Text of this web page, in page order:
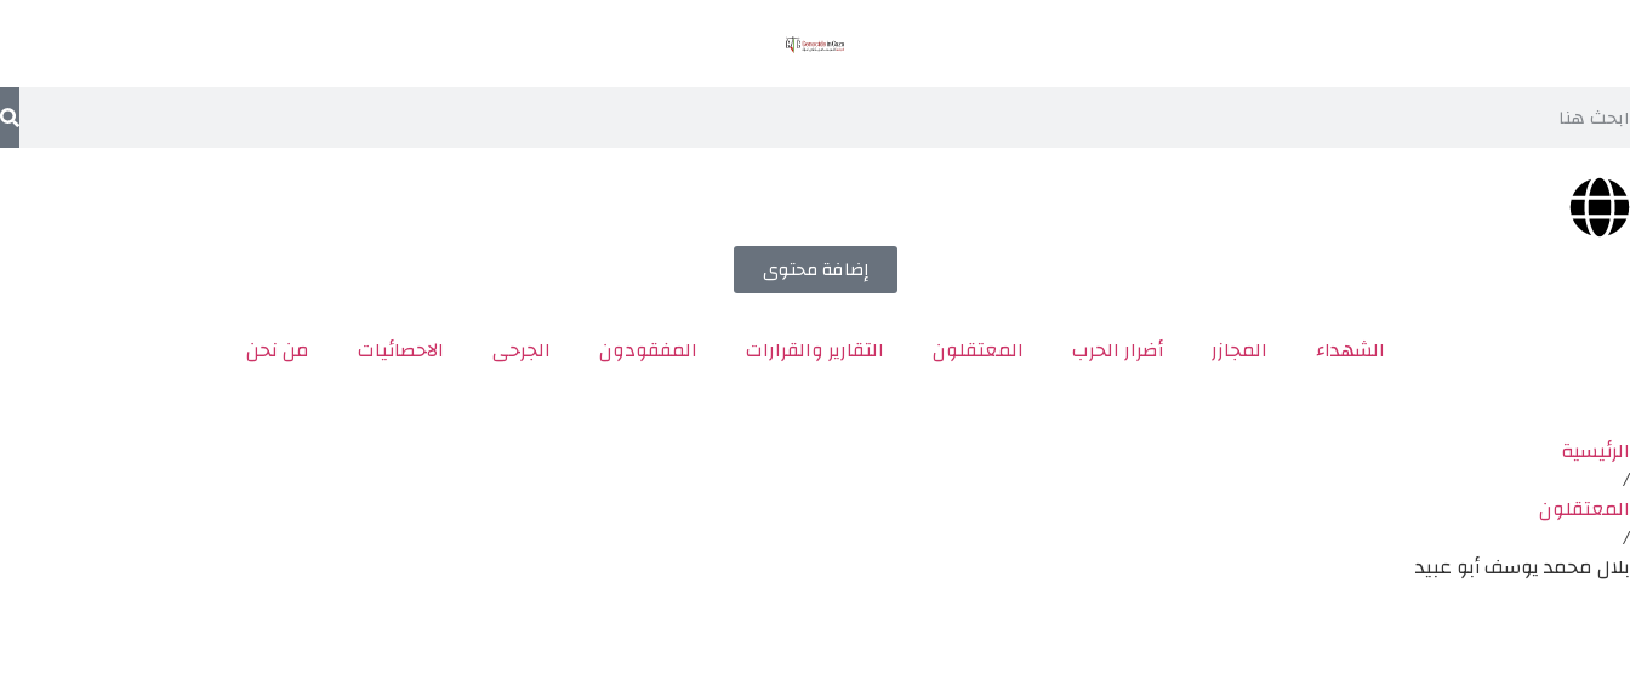
إضافة محتوى
الشهداء المجازر أضرار الحرب المعتقلون التقارير والقرارات المفقودون الجرحى الاحصائيات من نحن
الرئيسية
/
المعتقلون
/
بلال محمد يوسف أبو عبيد